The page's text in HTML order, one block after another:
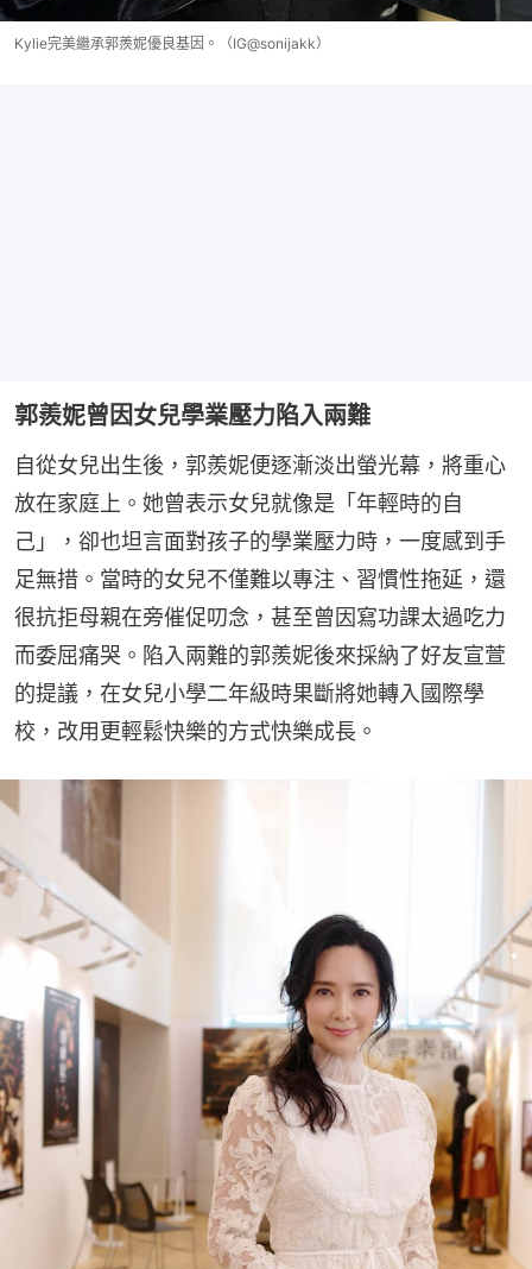
Kylie完美繼承郭羨妮優良基因。（IG@sonijakk）
郭羨妮曾因女兒學業壓力陷入兩難
自從女兒出生後，郭羨妮便逐漸淡出螢光幕，將重心
放在家庭上。她曾表示女兒就像是「年輕時的自
己」，卻也坦言面對孩子的學業壓力時，一度感到手
足無措。當時的女兒不僅難以專注、習慣性拖延，還
很抗拒母親在旁催促叨念，甚至曾因寫功課太過吃力
而委屈痛哭。陷入兩難的郭羨妮後來採納了好友宣萱
的提議，在女兒小學二年級時果斷將她轉入國際學
校，改用更輕鬆快樂的方式快樂成長。